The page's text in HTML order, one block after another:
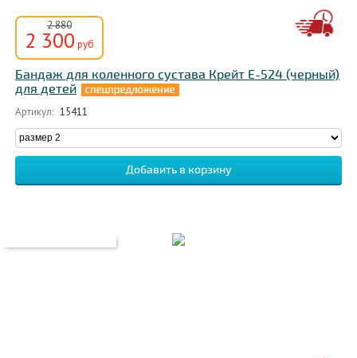
2 880
2 300 руб
Бандаж для коленного сустава Крейт Е-524 (черный)
для детей
Артикул: 15411